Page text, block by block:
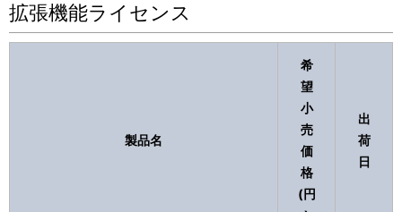
拡張機能ライセンス
製品名
希
望
小
売
価
格
(円
出
荷
日